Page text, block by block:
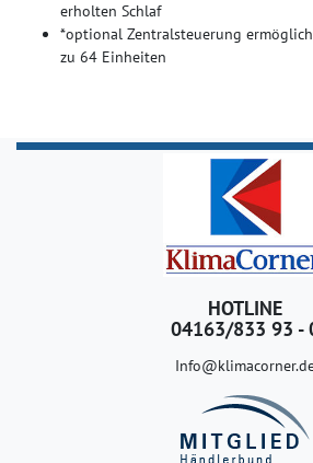
erholten Schlaf
*optional Zentralsteuerung
zu 64 Einheiten
HOTLINE
04163/833 93 -